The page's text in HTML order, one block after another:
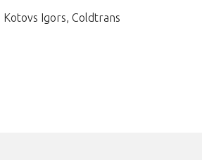
Kotovs Igors, Coldtrans